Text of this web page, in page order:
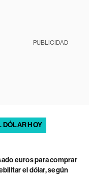
PUBLICIDAD
DÓLAR HOY
euros para comprar
el dólar, según